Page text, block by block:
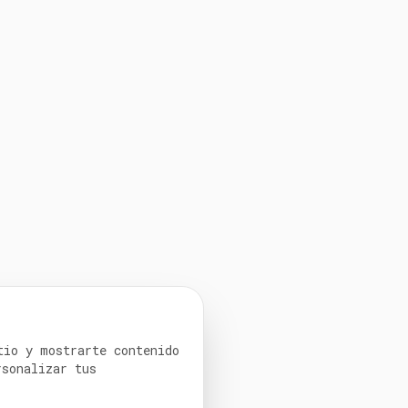
y mostrarte contenido
tus